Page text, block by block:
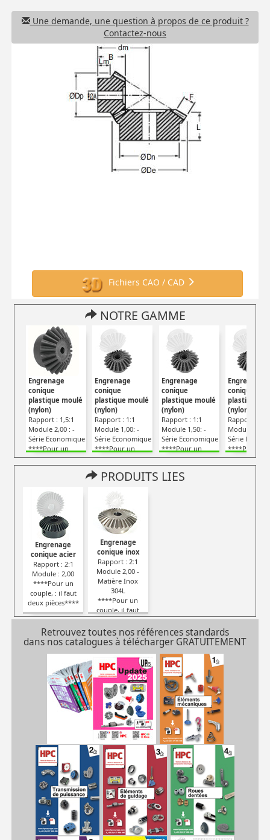
Une demande, une question à propos de ce produit ?
Contactez-nous
Fichiers CAO / CAD
NOTRE GAMME
Engrenage
conique
plastique moulé
(nylon)
Rapport : 1,5:1
Module 2,00 : -
Série Economique
****Pour un
couple il faut
commander 2
Engrenage
conique
plastique moulé
(nylon)
Rapport : 1:1
Module 1,00: -
Série Economique
****Pour un
couple,: il faut
deux pièces****
Engrenage
conique
plastique moulé
(nylon)
Rapport : 1:1
Module 1,50: -
Série Economique
****Pour un
couple, : il faut
deux pièces****
Engrenage
conique
plastique
(nylon)
Rapport : 1:1
Module 2,00
Série
****Pour un
couple, : il
deux
PRODUITS LIES
Engrenage
conique acier
Rapport : 2:1
Module : 2,00
****Pour un
couple, : il faut
deux pièces****
Engrenage
conique inox
Rapport : 2:1
Module 2,00 -
Matière Inox
304L
****Pour un
couple, il faut
deux pièces****
Retrouvez toutes nos références standards
dans nos catalogues à télécharger GRATUITEMENT